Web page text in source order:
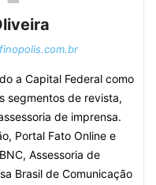
a Capital Federal como
segmentos de revista,
de imprensa.
Portal Fato Online e
Assessoria de
Brasil de Comunicação